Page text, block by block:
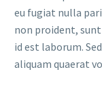
eu fugiat nulla
non proident,
id est laborum.
aliquam quaerat